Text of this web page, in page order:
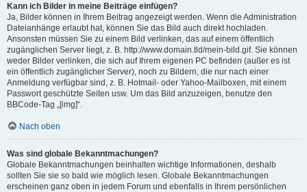
Kann ich Bilder in meine Beiträge einfügen?
Ja, Bilder können in Ihrem Beitrag angezeigt werden. Wenn die Administration
Dateianhänge erlaubt hat, können Sie das Bild auch direkt hochladen.
Ansonsten müssen Sie zu einem Bild verlinken, das auf einem öffentlich
zugänglichen Server liegt, z. B. http://www.domain.tld/mein-bild.gif. Sie können
weder Bilder verlinken, die sich auf Ihrem eigenen PC befinden (außer es ist
ein öffentlich zugänglicher Server), noch zu Bildern, die nur nach einer
Anmeldung verfügbar sind, z. B. Hotmail- oder Yahoo-Mailboxen, mit einem
Passwort geschützte Seiten usw. Um das Bild anzuzeigen, benutze den
BBCode-Tag „[img]“.
Nach oben
Was sind globale Bekanntmachungen?
Globale Bekanntmachungen beinhalten wichtige Informationen, deshalb
sollten Sie sie so bald wie möglich lesen. Globale Bekanntmachungen
erscheinen ganz oben in jedem Forum und ebenfalls in Ihrem persönlichen